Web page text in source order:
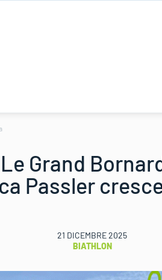
Grand
Passler
21 DICEMBRE 2025
BIATHLON